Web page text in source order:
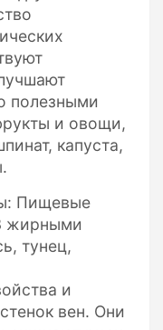
полезными
и овощи,
капуста,
Пищевые
жирными
тунец,
и
вен. Они